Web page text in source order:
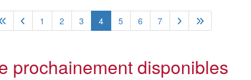
1 2 3 4 5 6 7
prochainement disponibles